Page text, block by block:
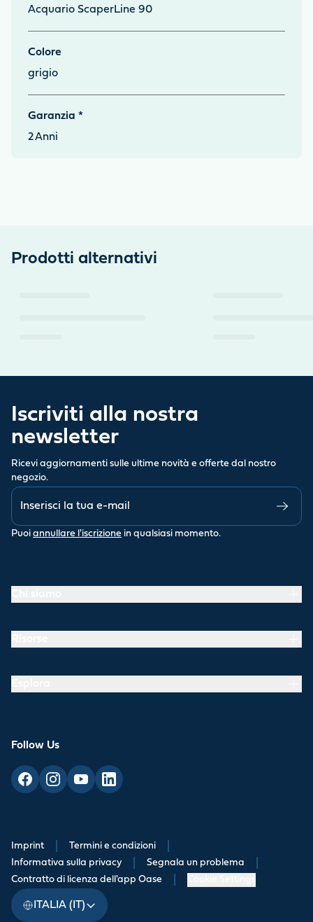
Acquario ScaperLine 90
Colore
grigio
Garanzia *
2Anni
Prodotti alternativi
Iscriviti alla nostra
newsletter
Ricevi aggiornamenti sulle ultime novità e offerte dal nostro
negozio.
Puoi annullare l'iscrizione in qualsiasi momento.
Follow Us
Imprint Termini e condizioni
Informativa sulla privacy Segnala un problema
Contratto di licenza dell'app Oase
ITALIA (IT)